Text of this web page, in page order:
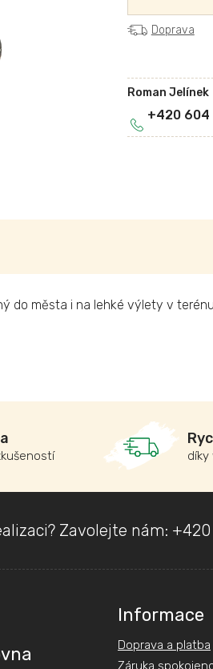
Roman Jelínek
+420
Doprava
díky
do města i na lehké výlety v
Zavolejte nám: +420
Informace
Doprava a platba
Záruka